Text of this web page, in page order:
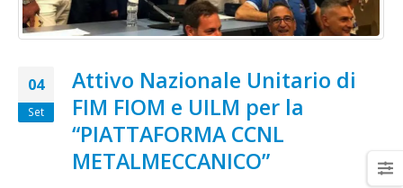
04
Set
Attivo Nazionale Unitario di
FIM FIOM e UILM per la
“PIATTAFORMA CCNL
METALMECCANICO”